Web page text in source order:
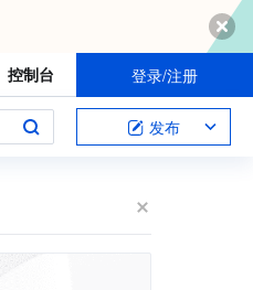
控制台 登录/注册
发布